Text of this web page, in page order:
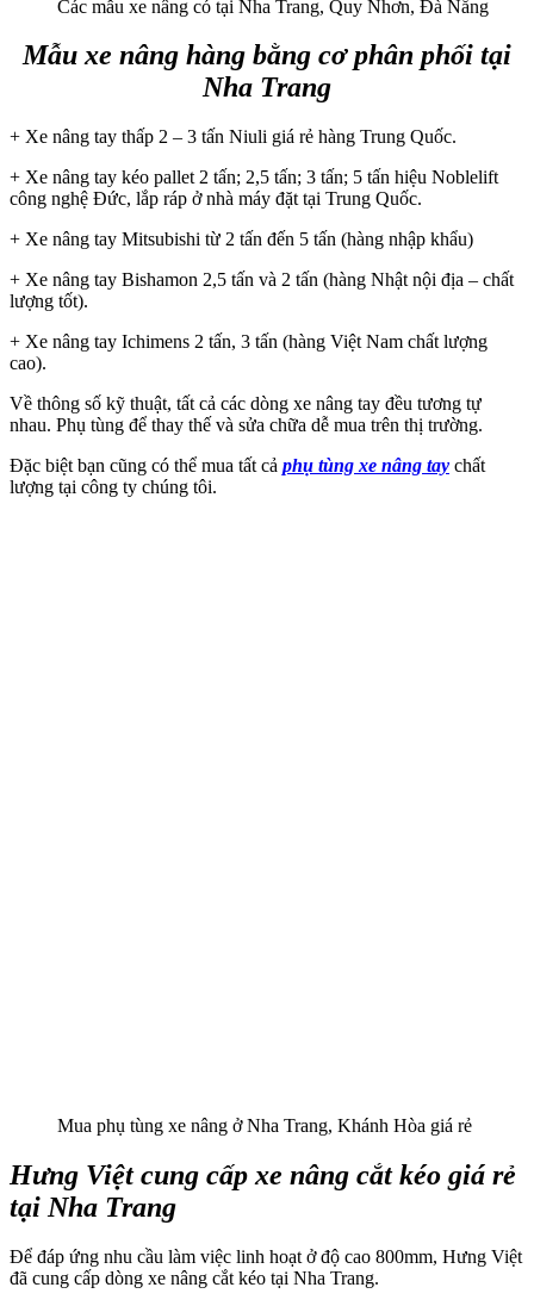
Các mẫu xe nâng có tại Nha Trang, Quy Nhơn, Đà Nẵng
Mẫu xe nâng hàng bằng cơ phân phối tại
Nha Trang
+ Xe nâng tay thấp 2 – 3 tấn Niuli giá rẻ hàng Trung Quốc.
+ Xe nâng tay kéo pallet 2 tấn; 2,5 tấn; 3 tấn; 5 tấn hiệu Noblelift
công nghệ Đức, lắp ráp ở nhà máy đặt tại Trung Quốc.
+ Xe nâng tay Mitsubishi từ 2 tấn đến 5 tấn (hàng nhập khẩu)
+ Xe nâng tay Bishamon 2,5 tấn và 2 tấn (hàng Nhật nội địa – chất
lượng tốt).
+ Xe nâng tay Ichimens 2 tấn, 3 tấn (hàng Việt Nam chất lượng
cao).
Về thông số kỹ thuật, tất cả các dòng xe nâng tay đều tương tự
nhau. Phụ tùng để thay thế và sửa chữa dễ mua trên thị trường.
Đặc biệt bạn cũng có thể mua tất cả phụ tùng xe nâng tay chất
lượng tại công ty chúng tôi.
Mua phụ tùng xe nâng ở Nha Trang, Khánh Hòa giá rẻ
Hưng Việt cung cấp xe nâng cắt kéo giá rẻ
tại Nha Trang
Để đáp ứng nhu cầu làm việc linh hoạt ở độ cao 800mm, Hưng Việt
đã cung cấp dòng xe nâng cắt kéo tại Nha Trang.